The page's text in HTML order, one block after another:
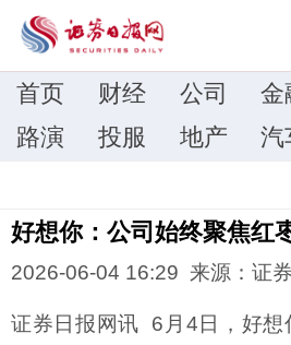
首页 财经 公司 金
路演
投服 地产 汽
好想你：公司始终聚焦红
2026-06-04 16:29 来源：证
证券日报网讯 6月4日，好想